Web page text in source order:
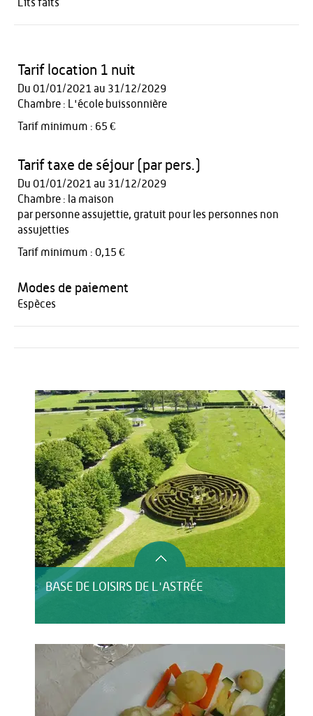
Lits faits
Tarif location 1 nuit
Du 01/01/2021 au 31/12/2029
Chambre : L'école buissonnière
Tarif minimum : 65 €
Tarif taxe de séjour (par pers.)
Du 01/01/2021 au 31/12/2029
Chambre : la maison
par personne assujettie, gratuit pour les personnes non
assujetties
Tarif minimum : 0,15 €
Modes de paiement
Espèces
BASE DE LOISIRS DE L'ASTRÉE